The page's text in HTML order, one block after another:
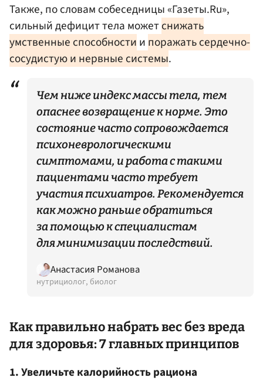
Также, по словам собеседницы «Газеты.Ru»,
сильный дефицит тела можетснижать
умственные способности и поражать сердечно-
сосудистую и нервные системы.
Чем ниже индекс массы тела, тем
опаснее возвращение к норме. Это
состояние часто сопровождается
психоневрологическими
симптомами, и работа с такими
пациентами часто требует
участия психиатров. Рекомендуется
как можно раньше обратиться
за помощью к специалистам
для минимизации последствий.
Анастасия Романова
нутрициолог, биолог
Как правильно набрать вес без вреда
для здоровья: 7 главных принципов
1. Увеличьте калорийность рациона